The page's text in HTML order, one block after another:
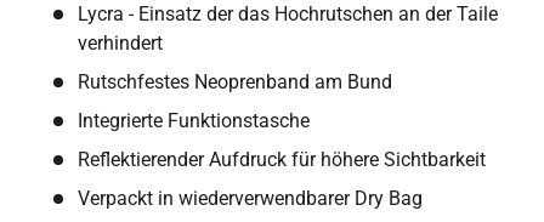
Lycra - Einsatz der das Hochrutschen an der Taile
verhindert
Rutschfestes Neoprenband am Bund
Integrierte Funktionstasche
Reflektierender Aufdruck für höhere Sichtbarkeit
Verpackt in wiederverwendbarer Dry Bag